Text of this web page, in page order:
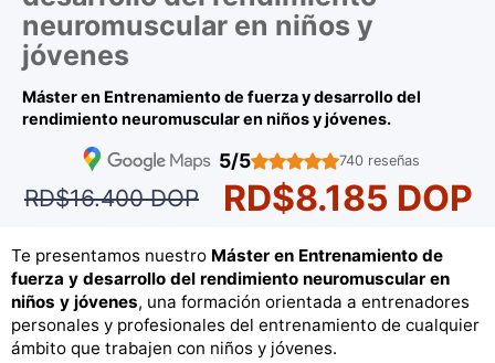
neuromuscular en niños y
jóvenes
Máster en Entrenamiento de fuerza y desarrollo del
rendimiento neuromuscular en niños y jóvenes.
5/5 740 reseñas
RD$16.400 DOP RD$8.185 DOP
Te presentamos nuestro Máster en Entrenamiento de
fuerza y desarrollo del rendimiento neuromuscular en
niños y jóvenes, una formación orientada a entrenadores
personales y profesionales del entrenamiento de cualquier
ámbito que trabajen con niños y jóvenes.